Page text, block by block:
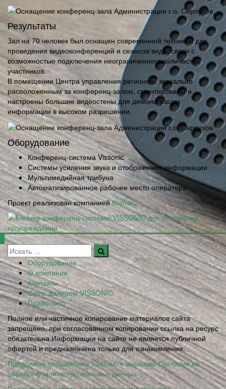
Результаты
Зал на 70 человек был оснащен современной техникой для
проведения видеоконференций и сеансов видеосвязи с
возможностью подключения неограниченного количества
участников.
В помещении Центра управления регионом, зеркально
расположенным за конференц-залом, смонтированы и
настроены большие видеостены для демонстрации
информации в высоком разрешении.
Оборудование
Конференц-система Vissonic
Системы усиления звука и отображения информации
Мультимедийная трибуна
Автоматизированное рабочее место оператора
Проект реализован компаниейКортис.
Оборудование
О компании
Контакты
Стать дилером VISSONIC
Прайс-лист
Полное или частичное копирование материалов сайта
запрещено, при согласованном копировании ссылка на ресурс
обязательна.Информация на сайте не является публичной
офертой и предназначена только для ознакомления.
Продолжая пользование сайтом, я выражаю Согласие на
обработку моих персональных данных.